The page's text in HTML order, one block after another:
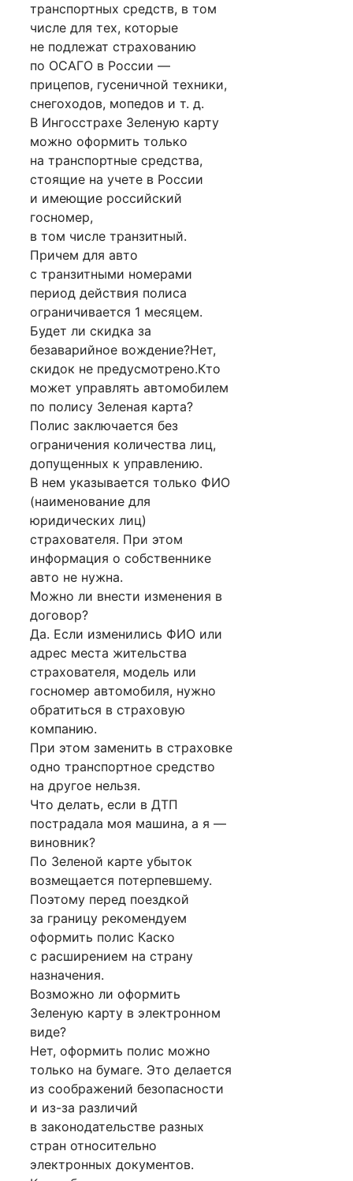
транспортных средств, в том
числе для тех, которые
не подлежат страхованию
по ОСАГО в России —
прицепов, гусеничной техники,
снегоходов, мопедов и т. д.
В Ингосстрахе Зеленую карту
можно оформить только
на транспортные средства,
стоящие на учете в России
и имеющие российский
госномер,
в том числе транзитный.
Причем для авто
с транзитными номерами
период действия полиса
ограничивается 1 месяцем.
Будет ли скидка за
безаварийное вождение?Нет,
скидок не предусмотрено.Кто
может управлять автомобилем
по полису Зеленая карта?
Полис заключается без
ограничения количества лиц,
допущенных к управлению.
В нем указывается только ФИО
(наименование для
юридических лиц)
страхователя. При этом
информация о собственнике
авто не нужна.
Можно ли внести изменения в
договор?
Да. Если изменились ФИО или
адрес места жительства
страхователя, модель или
госномер автомобиля, нужно
обратиться в страховую
компанию.
При этом заменить в страховке
одно транспортное средство
на другое нельзя.
Что делать, если в ДТП
пострадала моя машина, а я —
виновник?
По Зеленой карте убыток
возмещается потерпевшему.
Поэтому перед поездкой
за границу рекомендуем
оформить полис Каско
с расширением на страну
назначения.
Возможно ли оформить
Зеленую карту в электронном
виде?
Нет, оформить полис можно
только на бумаге. Это делается
из соображений безопасности
и из-за различий
в законодательстве разных
стран относительно
электронных документов.